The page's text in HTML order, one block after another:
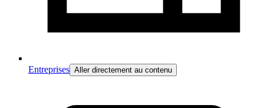
Entreprises Aller directement au contenu